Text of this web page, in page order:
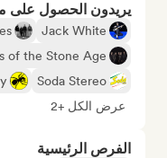
يريدون الحصول على
Jack White
of the Stone Age
Soda Stereo
عرض الكل +2
الفرص الرئيسية